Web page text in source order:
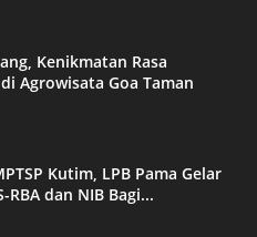
Kenikmatan Rasa
Agrowisata Goa Taman
Kutim, LPB Pama Gelar
RBA dan NIB Bagi...